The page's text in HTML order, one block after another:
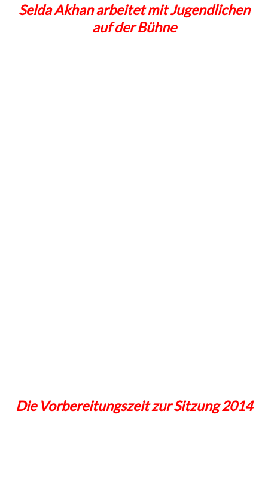
Selda Akhan arbeitet mit Jugendlichen
auf der Bühne
Die Vorbereitungszeit zur Sitzung 2014